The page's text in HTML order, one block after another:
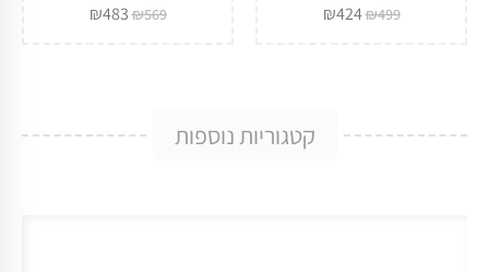
₪499
₪424
₪569
₪483
קטגוריות נוספות